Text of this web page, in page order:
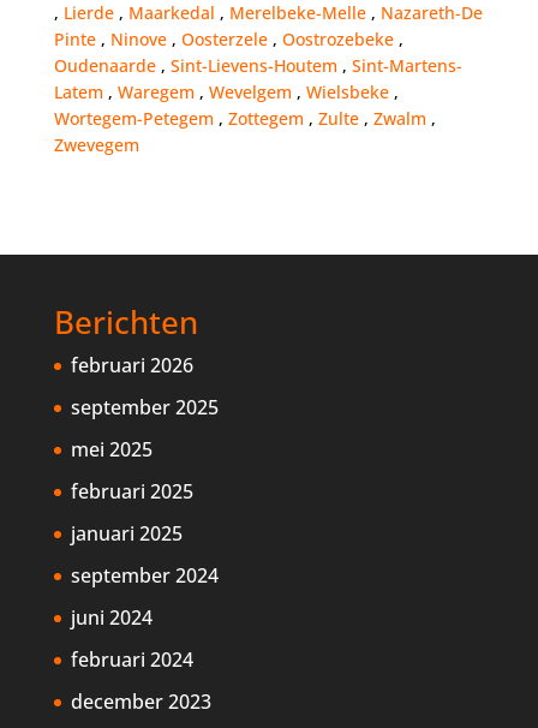
, Lierde , Maarkedal , Merelbeke-Melle , Nazareth-De
Pinte , Ninove , Oosterzele , Oostrozebeke ,
Oudenaarde , Sint-Lievens-Houtem , Sint-Martens-
Latem , Waregem , Wevelgem , Wielsbeke ,
Wortegem-Petegem , Zottegem , Zulte , Zwalm ,
Zwevegem
Berichten
februari 2026
september 2025
mei 2025
februari 2025
januari 2025
september 2024
juni 2024
februari 2024
december 2023